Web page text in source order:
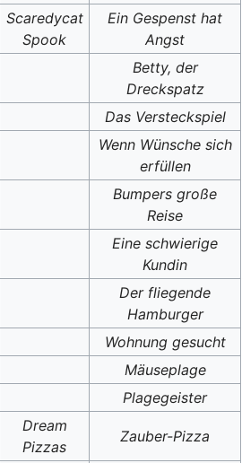
Scaredycat
Spook
Ein Gespenst hat
Angst
Betty, der
Dreckspatz
Das Versteckspiel
Wenn Wünsche sich
erfüllen
Bumpers große
Reise
Eine schwierige
Kundin
Der fliegende
Hamburger
Wohnung gesucht
Mäuseplage
Plagegeister
Dream
Pizzas
Zauber-Pizza